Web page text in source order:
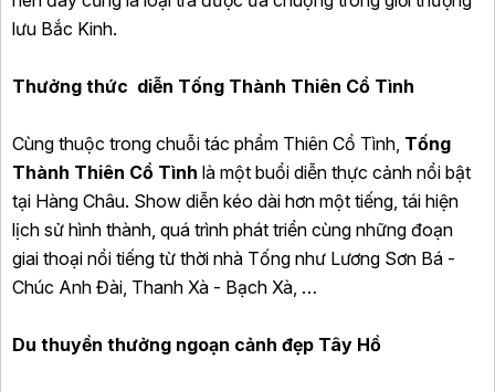
lưu Bắc Kinh.
Thưởng thức diễn Tống Thành Thiên Cổ Tình
Cùng thuộc trong chuỗi tác phẩm Thiên Cổ Tình, Tống
Thành Thiên Cổ Tình là một buổi diễn thực cảnh nổi bật
tại Hàng Châu. Show diễn kéo dài hơn một tiếng, tái hiện
lịch sử hình thành, quá trình phát triển cùng những đoạn
giai thoại nổi tiếng từ thời nhà Tống như Lương Sơn Bá -
Chúc Anh Đài, Thanh Xà - Bạch Xà, …
Du thuyền thưởng ngoạn cảnh đẹp Tây Hồ